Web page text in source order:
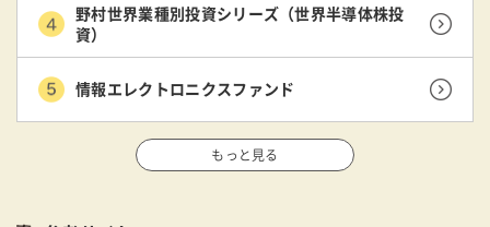
野村世界業種別投資シリーズ（世界半導体株投
資）
情報エレクトロニクスファンド
もっと見る